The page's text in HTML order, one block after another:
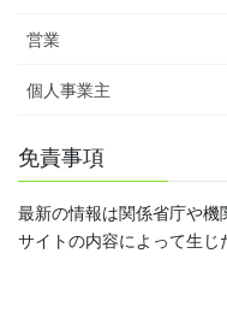
営業
個人事業主
免責事項
最新の情報は関係省庁や機
サイトの内容によって生じ